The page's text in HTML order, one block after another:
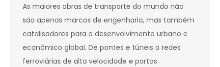
As maiores obras de transporte do mundo não
são apenas marcos de engenharia, mas também
catalisadores para o desenvolvimento urbano e
econômico global. De pontes e túneis a redes
ferroviárias de alta velocidade e portos